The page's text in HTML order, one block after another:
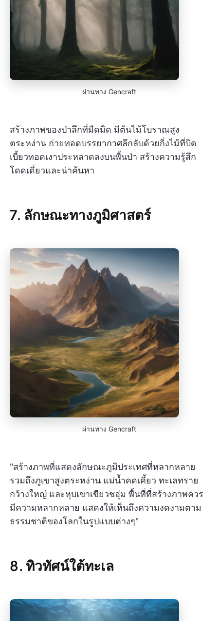
ผ่านทาง Gencraft
สร้างภาพของป่าลึกที่มืดมิด มีต้นไม้โบราณสูง
ตระหง่าน ถ่ายทอดบรรยากาศลึกลับด้วยกิ่งไม้ที่บิด
เบี้ยวทอดเงาประหลาดลงบนพื้นป่า สร้างความรู้สึก
โดดเดี่ยวและน่าค้นหา
7. ลักษณะทางภูมิศาสตร์
ผ่านทาง Gencraft
"สร้างภาพที่แสดงลักษณะภูมิประเทศที่หลากหลาย
รวมถึงภูเขาสูงตระหง่าน แม่น้ำคดเคี้ยว ทะเลทราย
กว้างใหญ่ และหุบเขาเขียวชอุ่ม พื้นที่ที่สร้างภาพควร
มีความหลากหลาย แสดงให้เห็นถึงความงดงามตาม
ธรรมชาติของโลกในรูปแบบต่างๆ"
8. ทิวทัศน์ใต้ทะเล